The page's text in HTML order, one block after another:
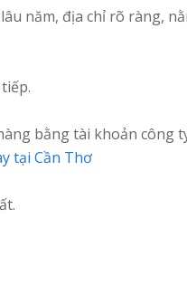
năm, địa chỉ rõ ràng,
bằng tài khoản công
tại Cần Thơ